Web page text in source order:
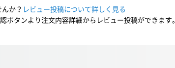
か？ レビュー投稿について詳しく見る
ボタンより注文内容詳細からレビュー投稿ができます。